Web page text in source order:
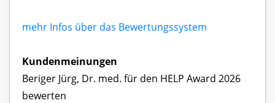
mehr Infos über das Bewertungssystem
Kundenmeinungen
Beriger Jürg, Dr. med. für den HELP Award 2026
bewerten